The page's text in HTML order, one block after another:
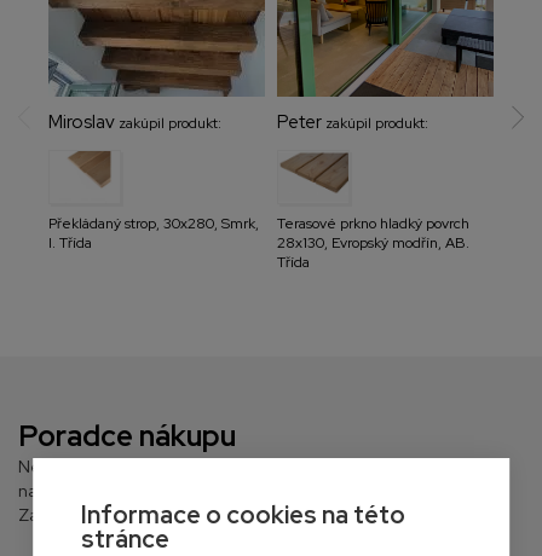
Miroslav zakúpil produkt:
Překládaný strop, 30x280, Smrk,
I. Třída
Peter zakúpil produkt:
Terasové prkno hladký povrch
28x130, Evropský modřín, AB.
Třída
Poradce nákupu
Nejste si jisti, který produkt zvolit pro svůj projekt? Využijte
našeho nákupního poradce.
Začněte výběrem místa použití
Informace o cookies na této
stránce